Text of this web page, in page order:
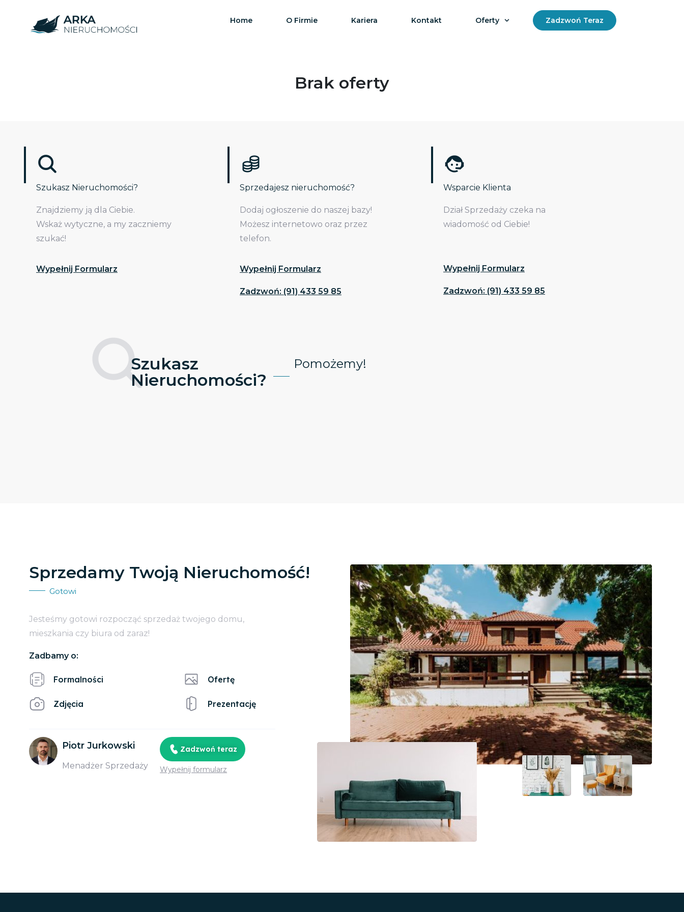
Home O Firmie Kariera Kontakt Oferty Zadzwoń Teraz
Brak oferty
Szukasz Nieruchomości?
Znajdziemy ją dla Ciebie.
Wskaż wytyczne, a my zaczniemy
szukać!
Wypełnij Formularz
Sprzedajesz nieruchomość?
Dodaj ogłoszenie do naszej bazy!
Możesz internetowo oraz przez
telefon.
Wypełnij Formularz
Zadzwoń: (91) 433 59 85
Wsparcie Klienta
Dział Sprzedaży czeka na
wiadomość od Ciebie!
Wypełnij Formularz
Zadzwoń: (91) 433 59 85
Szukasz
Nieruchomości?
Pomożemy!
Sprzedamy Twoją Nieruchomość!
Gotowi
Jesteśmy gotowi rozpocząć sprzedaż twojego domu,
mieszkania czy biura od zaraz!
Zadbamy o:
Formalności
Zdjęcia
Ofertę
Prezentację
Piotr Jurkowski
Menadżer Sprzedaży
Zadzwoń teraz
Wypełnij formularz